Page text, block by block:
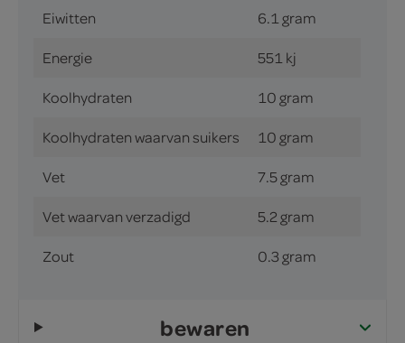
Eiwitten 6.1 gram
Energie 551 kj
Koolhydraten 10 gram
Koolhydraten waarvan suikers 10 gram
Vet 7.5 gram
Vet waarvan verzadigd 5.2 gram
Zout 0.3 gram
bewaren